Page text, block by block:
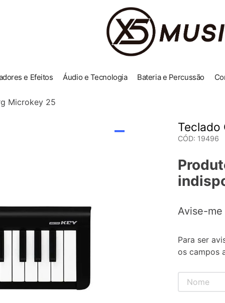
e Efeitos Áudio e Tecnologia Bateria e Percussão
Microkey 25
Teclado
CÓD: 19496
Avise-me
Para ser
os campos